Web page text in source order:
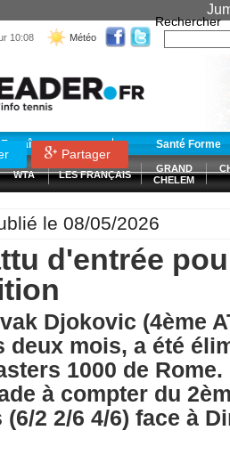
10:08 Météo
Rechercher
Entraînement Santé Forme
WTA LES FRANÇAIS
GRAND
CHELEM
Partager
le 08/05/2026
d'entrée
Djokovic (4ème
deux mois, a été
1000 de Rome.
à compter du
2 2/6 4/6) face à